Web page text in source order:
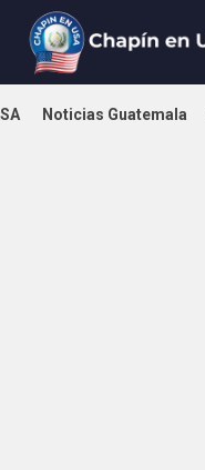
Noticias Guatemala